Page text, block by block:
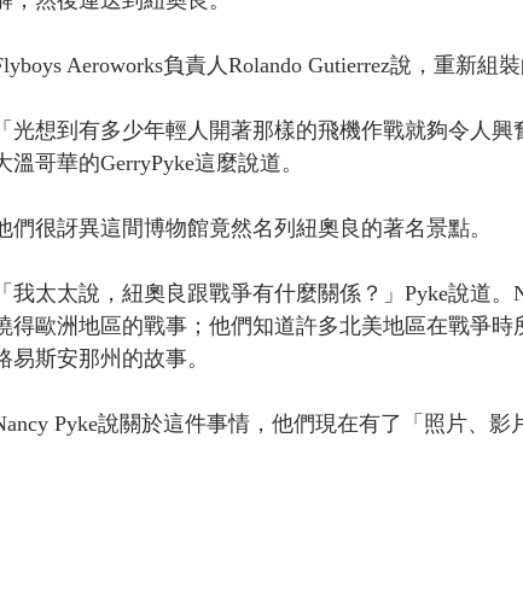
Aeroworks負責人Rolando Gutierrez說，重新組
「光想到有多少年輕人開著那樣的飛機作戰就夠令人
溫哥華的GerryPyke這麼說道。
們很訝異這間博物館竟然名列紐奧良的著名景點。
「我太太說，紐奧良跟戰爭有什麼關係？」Pyke說道
得歐洲地區的戰事；他們知道許多北美地區在戰爭
易斯安那州的故事。
Pyke說關於這件事情，他們現在有了「照片、影